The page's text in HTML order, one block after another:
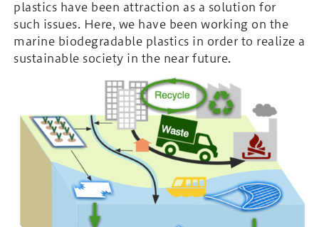
plastics have been attraction as a solution for
such issues. Here, we have been working on the
marine biodegradable plastics in order to realize a
sustainable society in the near future.